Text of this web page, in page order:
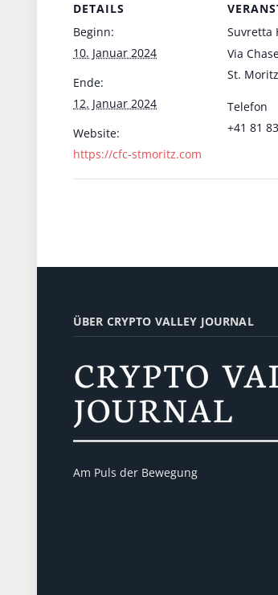
DETAILS
Beginn:
10. Januar 2024
Ende:
12. Januar 2024
Website:
https://cfc-stmoritz.com
Suvretta
Via
St. Moritz
Telefon
+41 81
ÜBER CRYPTO VALLEY JOURNAL
Am Puls der Bewegung